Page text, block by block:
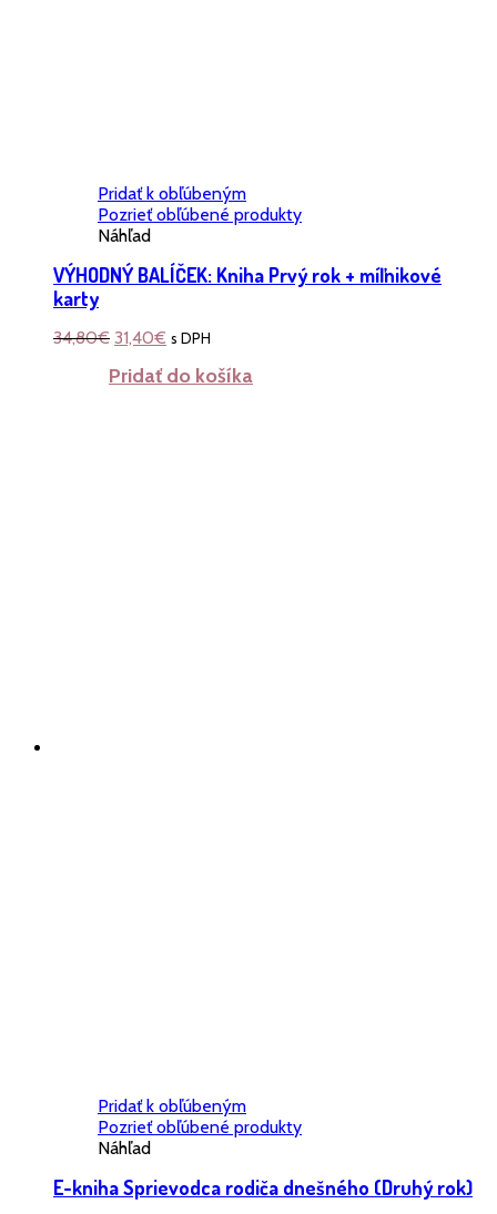
Pridať k obľúbeným
Pozrieť obľúbené produkty
Náhľad
VÝHODNÝ BALÍČEK: Kniha Prvý rok + míľnikové
karty
34,80€ 31,40€ s DPH
Pridať do košíka
Pridať k obľúbeným
Pozrieť obľúbené produkty
Náhľad
E-kniha Sprievodca rodiča dnešného (Druhý rok)